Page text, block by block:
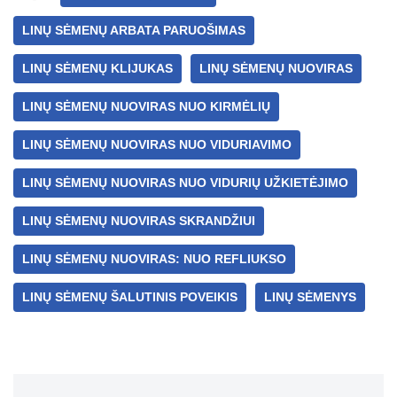
A
p
p
a
m
n
g
er
b
o
o
k
LINŲ SĖMENŲ ARBATA PARUOŠIMAS
LINŲ SĖMENŲ KLIJUKAS LINŲ SĖMENŲ NUOVIRAS
LINŲ SĖMENŲ NUOVIRAS NUO KIRMĖLIŲ
LINŲ SĖMENŲ NUOVIRAS NUO VIDURIAVIMO
LINŲ SĖMENŲ NUOVIRAS NUO VIDURIŲ UŽKIETĖJIMO
LINŲ SĖMENŲ NUOVIRAS SKRANDŽIUI
LINŲ SĖMENŲ NUOVIRAS: NUO REFLIUKSO
LINŲ SĖMENŲ ŠALUTINIS POVEIKIS LINŲ SĖMENYS